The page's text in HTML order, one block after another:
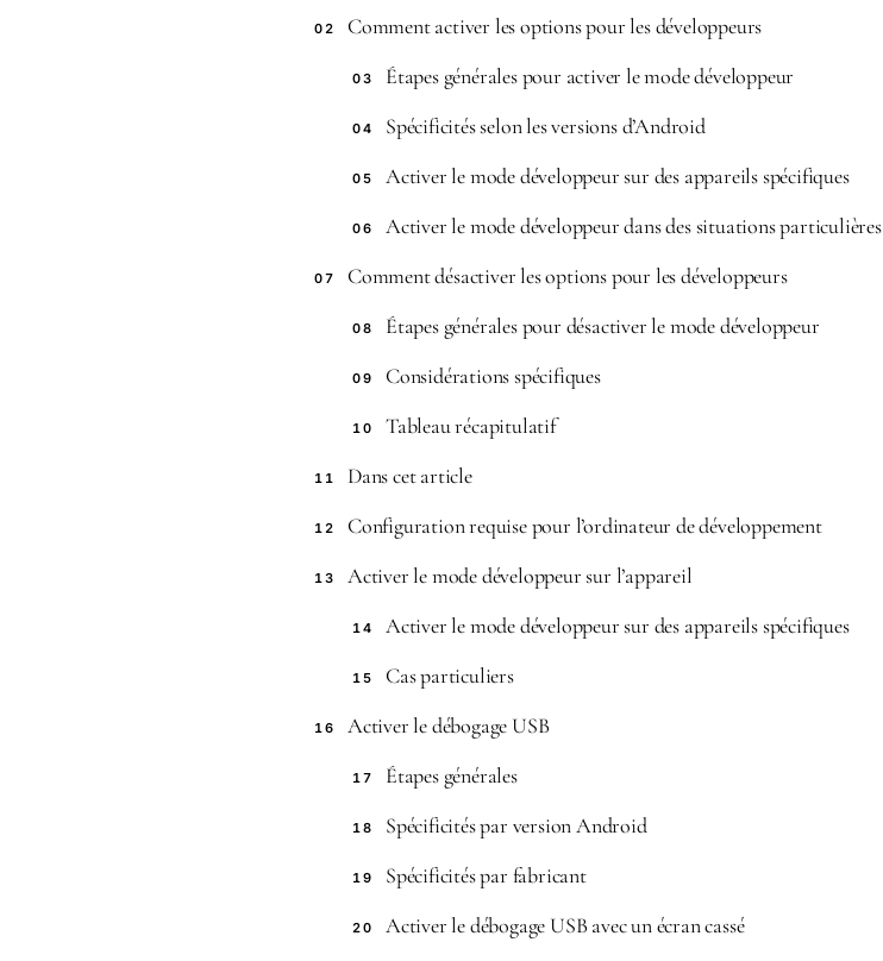
02 Comment activer les options pour les développeurs
03 Étapes générales pour activer le mode développeur
04 Spécificités selon les versions d’Android
05 Activer le mode développeur sur des appareils spécifiques
06 Activer le mode développeur dans des situations particulières
07 Comment désactiver les options pour les développeurs
08 Étapes générales pour désactiver le mode développeur
09 Considérations spécifiques
10 Tableau récapitulatif
11 Dans cet article
12 Configuration requise pour l’ordinateur de développement
13 Activer le mode développeur sur l’appareil
14 Activer le mode développeur sur des appareils spécifiques
15 Cas particuliers
16 Activer le débogage USB
17 Étapes générales
18 Spécificités par version Android
19 Spécificités par fabricant
20 Activer le débogage USB avec un écran cassé